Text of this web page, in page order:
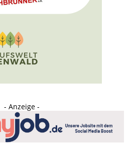
- Anzeige -